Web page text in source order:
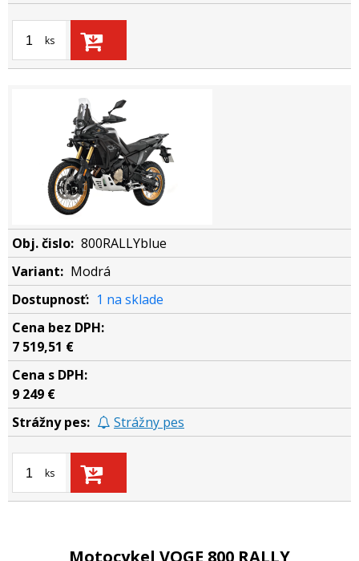
ks
800RALLYblue
Modrá
1 na sklade
7 519,51 €
9 249 €
Strážny pes
ks
Motocykel VOGE 800 RALLY